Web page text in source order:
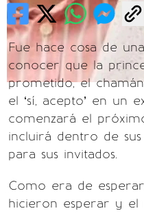
Fue hace cosa de
conocer que la
prometido, el
el ‘sí, acepto’ en un
comenzará el
incluirá dentro de
para sus invitados.
Como era de
hicieron esperar y